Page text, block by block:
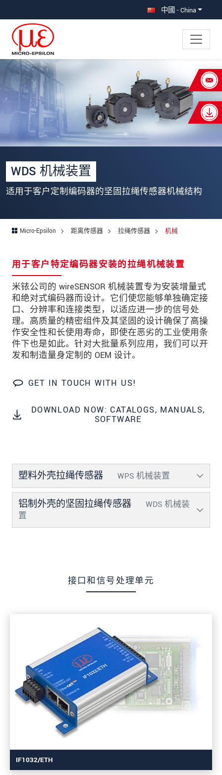
中國 - China
WDS 机械装置
适用于客户定制编码器的坚固拉绳传感器机械结构
Micro-Epsilon 距离传感器 拉绳传感器 机械
用于客户特定编码器安装的拉绳机械装置
米铱公司的 wireSENSOR 机械装置专为安装增量式
和绝对式编码器而设计。它们使您能够单独确定接
口、分辨率和连接类型，以适应进一步的信号处
理。高质量的精密组件及其坚固的设计确保了高操
作安全性和长使用寿命，即使在恶劣的工业使用条
件下也是如此。针对大批量系列应用，我们可以开
发和制造量身定制的 OEM 设计。
GET IN TOUCH WITH US!
DOWNLOAD NOW: CATALOGS, MANUALS,
SOFTWARE
塑料外壳拉绳传感器 WPS 机械装置
铝制外壳的坚固拉绳传感器
WDS 机械装
置
接口和信号处理单元
IF1032/ETH
×
Your request for: 机械
称谓*
名*
姓*
公司名称 *
邮政编码
国家*
电话
电子邮件*
留言*
我们将对您的数据保密。请阅读我们的数据隐私